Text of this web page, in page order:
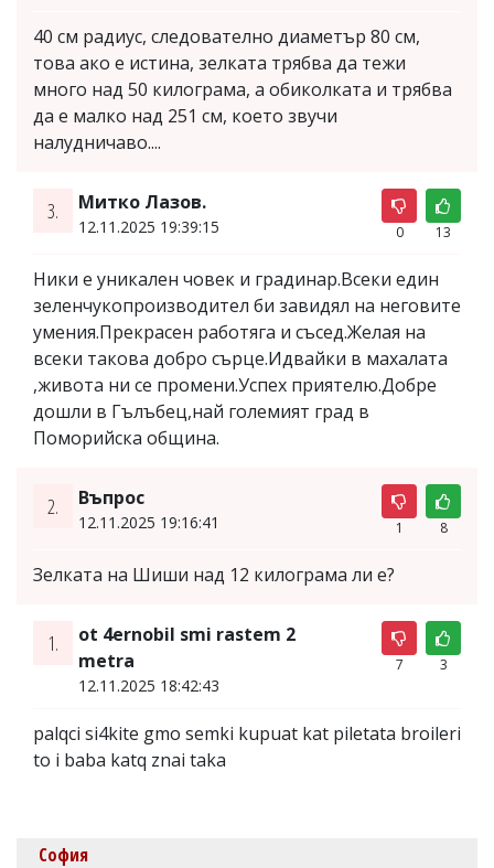
40 см радиус, следователно диаметър 80 см,
това ако е истина, зелката трябва да тежи
много над 50 килограма, а обиколката и трябва
да е малко над 251 см, което звучи
налудничаво....
3. Митко Лазов.
12.11.2025 19:39:15 0 13
Ники е уникален човек и градинар.Всеки един
зеленчукопроизводител би завидял на неговите
умения.Прекрасен работяга и съсед.Желая на
всеки такова добро сърце.Идвайки в махалата
,живота ни се промени.Успех приятелю.Добре
дошли в Гълъбец,най големият град в
Поморийска община.
2. Въпрос
12.11.2025 19:16:41 1 8
Зелката на Шиши над 12 килограма ли е?
1.
ot 4ernobil smi rastem 2
metra
12.11.2025 18:42:43
7 3
palqci si4kite gmo semki kupuat kat piletata broileri
to i baba katq znai taka
София